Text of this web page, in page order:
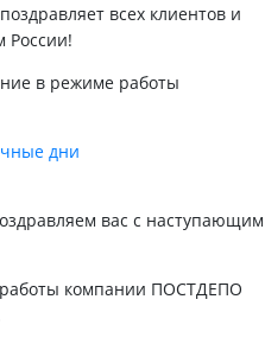
всех клиентов и
России!
в режиме работы
дни
вас с наступающим
компании ПОСТДЕПО